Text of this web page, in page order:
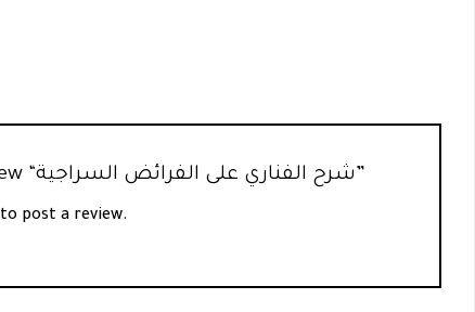
Be the first to review “شرح الفناري على الفرائض السراجية”
to post a review.